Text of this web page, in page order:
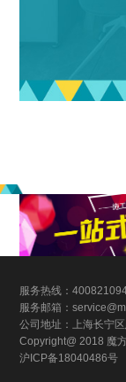
服务热线：
服务邮箱：
公司地址：上海长宁
Copyright@ 2018 魔
沪ICP备18040486号